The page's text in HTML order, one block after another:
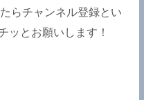
トリ】【LOVEBITES
応】あたりがトレン
ードのようです。
らチャンネル登録とい
ッとお願いします！